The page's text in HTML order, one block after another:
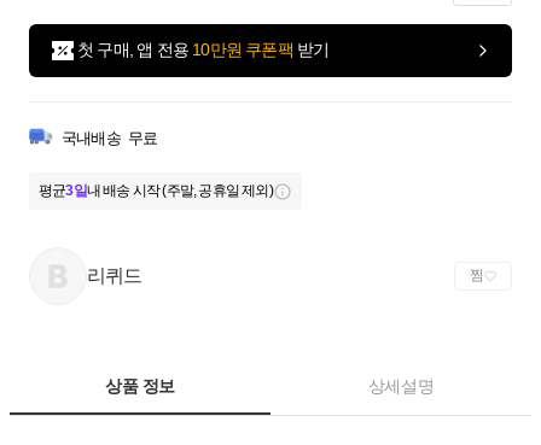
첫 구매, 앱 전용 10만원 쿠폰팩 받기
국내배송 무료
평균3일내 배송 시작 (주말, 공휴일 제외)
리퀴드 찜
상품 정보 상세설명